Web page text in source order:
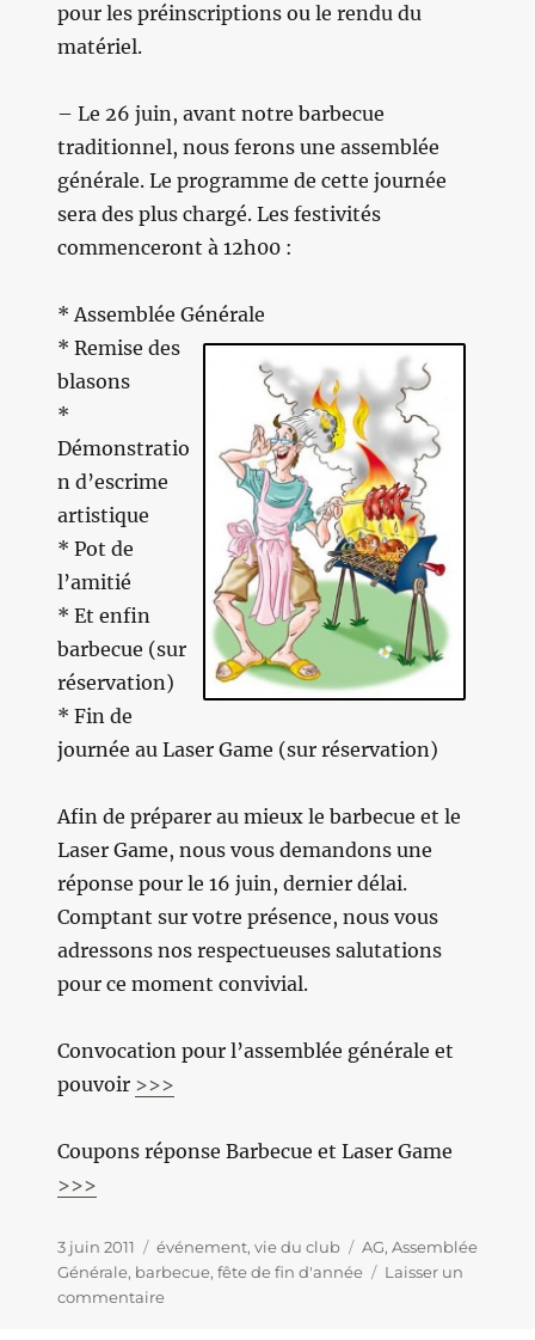
pour les préinscriptions ou le rendu du
matériel.
– Le 26 juin, avant notre barbecue
traditionnel, nous ferons une assemblée
générale. Le programme de cette journée
sera des plus chargé. Les festivités
commenceront à 12h00 :
* Assemblée Générale
* Remise des
blasons
*
Démonstratio
n d’escrime
artistique
* Pot de
l’amitié
* Et enfin
barbecue (sur
réservation)
* Fin de
journée au Laser Game (sur réservation)
Afin de préparer au mieux le barbecue et le
Laser Game, nous vous demandons une
réponse pour le 16 juin, dernier délai.
Comptant sur votre présence, nous vous
adressons nos respectueuses salutations
pour ce moment convivial.
Convocation pour l’assemblée générale et
pouvoir >>>
Coupons réponse Barbecue et Laser Game
>>>
Publié
le
3 juin 2011 Catégories
événement, vie du club Étiquettes
AG, Assemblée
Générale, barbecue, fête de fin d'année
Laisser un
commentairesur